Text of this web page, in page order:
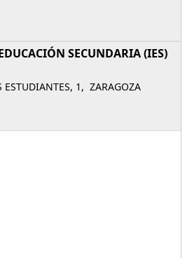
SECUNDARIA (IES)
ESTUDIANTES, 1, ZARAGOZA